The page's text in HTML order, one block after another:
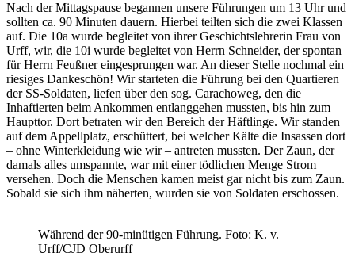
Nach der Mittagspause begannen unsere Führungen um 13 Uhr und
sollten ca. 90 Minuten dauern. Hierbei teilten sich die zwei Klassen
auf. Die 10a wurde begleitet von ihrer Geschichtslehrerin Frau von
Urff, wir, die 10i wurde begleitet von Herrn Schneider, der spontan
für Herrn Feußner eingesprungen war. An dieser Stelle nochmal ein
riesiges Dankeschön! Wir starteten die Führung bei den Quartieren
der SS-Soldaten, liefen über den sog. Carachoweg, den die
Inhaftierten beim Ankommen entlanggehen mussten, bis hin zum
Haupttor. Dort betraten wir den Bereich der Häftlinge. Wir standen
auf dem Appellplatz, erschüttert, bei welcher Kälte die Insassen dort
– ohne Winterkleidung wie wir – antreten mussten. Der Zaun, der
damals alles umspannte, war mit einer tödlichen Menge Strom
versehen. Doch die Menschen kamen meist gar nicht bis zum Zaun.
Sobald sie sich ihm näherten, wurden sie von Soldaten erschossen.
Während der 90-minütigen Führung. Foto: K. v.
Urff/CJD Oberurff